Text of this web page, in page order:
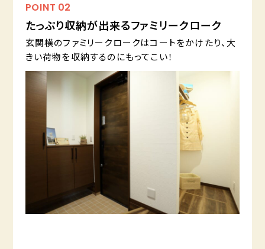
POINT 02
たっぷり収納が出来るファミリークローク
玄関横のファミリークロークはコートをかけたり、大
きい荷物を収納するのにもってこい！